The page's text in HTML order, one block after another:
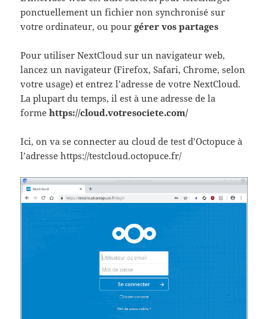
ponctuellement un fichier non synchronisé sur
votre ordinateur, ou pourgérer vos partages
Pour utiliser NextCloud sur un navigateur web,
lancez un navigateur (Firefox, Safari, Chrome, selon
votre usage) et entrez l’adresse de votre NextCloud.
La plupart du temps, il est à une adresse de la
formehttps://cloud.votresociete.com/
Ici, on va se connecter au cloud de test d’Octopuce à
l’adresse https://testcloud.octopuce.fr/